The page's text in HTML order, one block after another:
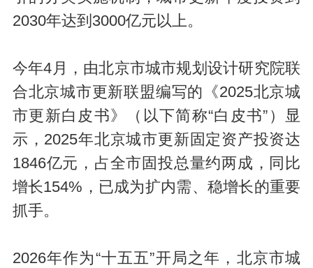
2030年达到3000亿元以上。
今年4月，由北京市城市规划设计研究院联
合北京城市更新联盟编写的《2025北京城
市更新白皮书》（以下简称“白皮书”）显
示，2025年北京城市更新固定资产投资达
1846亿元，占全市固投总量约两成，同比
增长154%，已成为扩内需、稳增长的重要
抓手。
2026年作为“十五五”开局之年，北京市城